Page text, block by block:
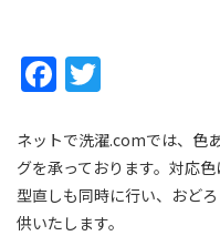
Facebook
ネットで洗濯.comでは、色
グを承っております。対応色
型直しも同時に行い、おど
供いたします。